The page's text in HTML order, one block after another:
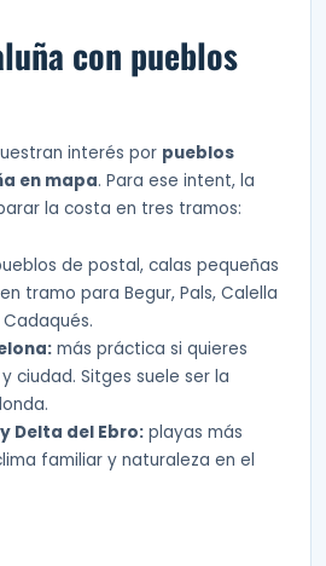
con pueblos
interés por pueblos
en mapa. Para ese intent, la
la costa en tres tramos:
de postal, calas pequeñas
tramo para Begur, Pals, Calella
más práctica si quieres
ciudad. Sitges suele ser la
Delta del Ebro: playas más
familiar y naturaleza en el